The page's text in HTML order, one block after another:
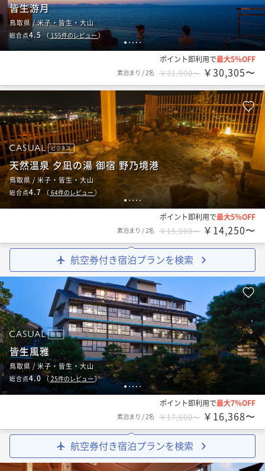
1 2 345
皆生游月
鳥取県 / 米子・皆生・大山
総合点4.5（ 155件のレビュー ）
ポイント即利用で最大5％OFF
素泊まり /2名 ￥31,900〜 ￥30,305〜
1 2 3 4 5
ビジネス
天然温泉 夕凪の湯 御宿 野乃境港
鳥取県 / 米子・皆生・大山
総合点4.7 （ 64件のレビュー）
ポイント即利用で最大5％OFF
素泊まり /2名 ￥15,000〜 ￥14,250〜
航空券付き宿泊プランを検索
1 2 3 45
旅館
皆生風雅
鳥取県 / 米子・皆生・大山
総合点4.0 （ 25件のレビュー）
ポイント即利用で最大7％OFF
素泊まり /2名 ￥17,600〜 ￥16,368〜
航空券付き宿泊プランを検索